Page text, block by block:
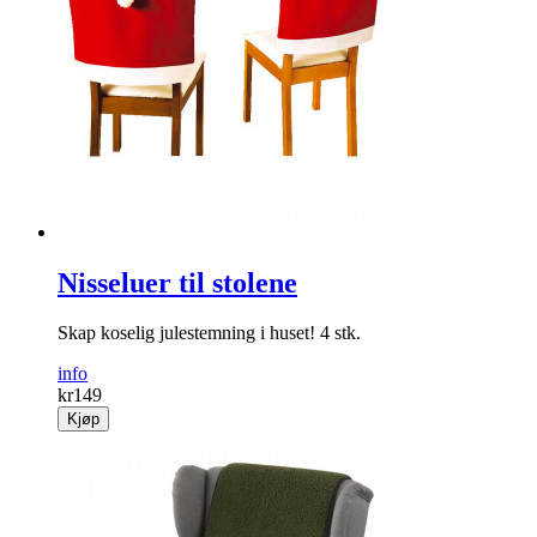
Nisseluer til stolene
Skap koselig julestemning i huset! 4 stk.
info
kr149
Kjøp